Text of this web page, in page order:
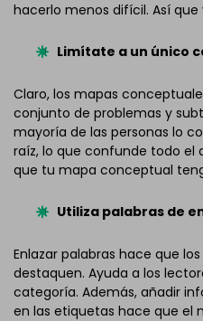
hacerlo menos difícil. Así
Limítate a un único
Claro, los mapas
conjunto de problemas y
mayoría de las personas lo
raíz, lo que confunde todo el
que tu mapa conceptual
Utiliza palabras de
Enlazar palabras hace que
destaquen. Ayuda a los
categoría. Además, añadir
en las etiquetas hace que el